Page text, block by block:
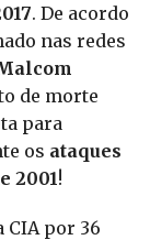
. De acordo
nas redes
de morte
para
os ataques
2001!
CIA por 36